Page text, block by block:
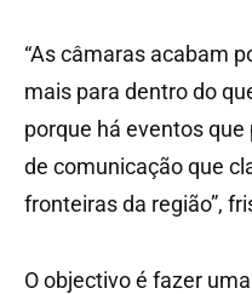
“As câmaras acabam
mais para dentro do
porque há eventos
de comunicação que
fronteiras da região”,
O objectivo é fazer